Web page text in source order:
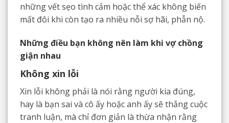
những vết sẹo tình cảm hoặc thể xác không biến
mất đôi khi còn tạo ra nhiều nỗi sợ hãi, phẫn nộ.
Những điều bạn không nên làm khi vợ chồng
giận nhau
Không xin lỗi
Xin lỗi không phải là nói rằng người kia đúng,
hay là bạn sai và cô ấy hoặc anh ấy sẽ thắng cuộc
tranh luận, mà chỉ đơn giản là thừa nhận rằng